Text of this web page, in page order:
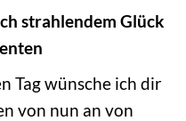
strahlendem Glück
Tag wünsche ich dir
von nun an von